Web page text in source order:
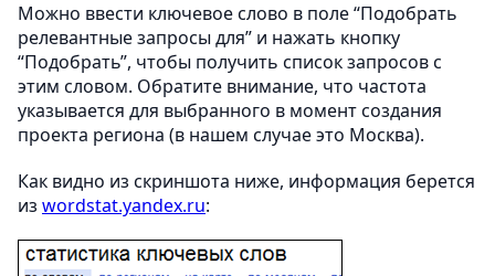
Можно ввести ключевое слово в поле “Подобрать
релевантные запросы для” и нажать кнопку
“Подобрать”, чтобы получить список запросов с
этим словом. Обратите внимание, что частота
указывается для выбранного в момент создания
проекта региона (в нашем случае это Москва).
Как видно из скриншота ниже, информация берется
из wordstat.yandex.ru: